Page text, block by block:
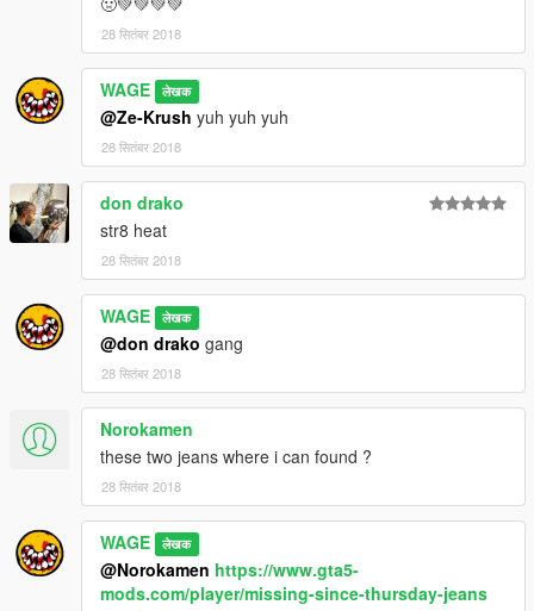
28 सितंबर 2018
WAGE लेखक
@Ze-Krush yuh yuh yuh
28 सितंबर 2018
don drako
str8 heat
28 सितंबर 2018
WAGE लेखक
@don drako gang
28 सितंबर 2018
Norokamen
these two jeans where i can found ?
28 सितंबर 2018
WAGE लेखक
@Norokamen https://www.gta5-
mods.com/player/missing-since-thursday-jeans